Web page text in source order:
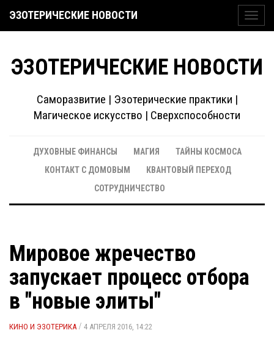
ЭЗОТЕРИЧЕСКИЕ НОВОСТИ
ЭЗОТЕРИЧЕСКИЕ НОВОСТИ
Саморазвитие | Эзотерические практики |
Магическое искусство | Сверхспособности
ДУХОВНЫЕ ФИНАНСЫ МАГИЯ
ТАЙНЫ КОСМОСА
КОНТАКТ С ДОМОВЫМ
КВАНТОВЫЙ ПЕРЕХОД
СОТРУДНИЧЕСТВО
Мировое жречество
запускает процесс отбора
в "новые элиты"
КИНО И ЭЗОТЕРИКА / 4 АПРЕЛЯ 2016, 14:22